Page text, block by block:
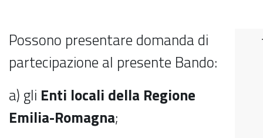
Possono presentare domanda di
partecipazione al presente Bando:
a) gli Enti locali della Regione
Emilia-Romagna;